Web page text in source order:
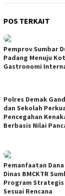
POS TERKAIT
Pemprov Sumbar
Padang Menuju
Gastronomi
Polres Demak
dan Sekolah
Pencegahan
Berbasis Nilai
Pemanfaatan Dana
Dinas BMCKTR
Program Strategis
Sesuai Rencana